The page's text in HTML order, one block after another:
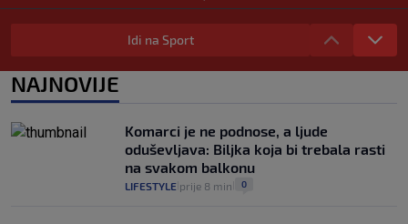
Selidba je jedno od stresnijih iskustava.
Evo aktualnih cijena i nekoliko savjeta
0
automobilom na Hvar iz Zagreba, a
koliko iz Osijeka
2. kol. 14
Idi na Sport
NAJNOVIJE
Komarci je ne podnose, a ljude
oduševljava: Biljka koja bi trebala rasti
na svakom balkonu
LIFESTYLE prije 8 min 0